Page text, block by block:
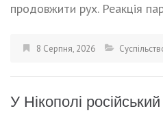
продовжити рух. Реакція
8 Серпня, 2026
У Нікополі